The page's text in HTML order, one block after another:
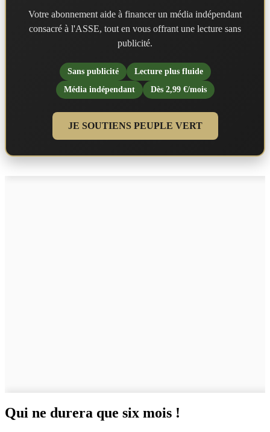
Votre abonnement aide à financer un média indépendant
consacré à l'ASSE, tout en vous offrant une lecture sans
publicité.
Sans publicité
Lecture plus fluide
Média indépendant
Dès 2,99 €/mois
JE SOUTIENS PEUPLE VERT
Qui ne durera que six mois !